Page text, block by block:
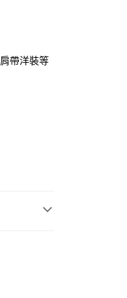
務完成之
使用
負相關責
依本公司
將視審查
用之情
帶洋裝等